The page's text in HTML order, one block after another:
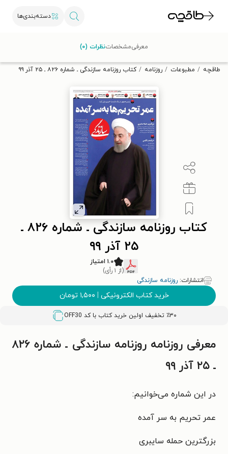
دسته‌بندی‌ها
تخفیف از طاقچه دریافت کن.
طاقچه مطبوعات روزنامه کتاب روزنامه سازندگی ـ شماره ۸۲۶ ـ ۲۵ آذر ۹۹
کتاب روزنامه سازندگی ـ شماره ۸۲۶ ـ
۲۵ آذر ۹۹
۱.۰ امتیاز
(از ۱ رأی)
انتشارات: روزنامه سازندگی
خرید کتاب الکترونیکی | ۱,۵۰۰ تومان
٪۳۰ تخفیف اولین خرید کتاب با کد OFF30
معرفیمشخصاتنظرات (۰)
معرفی روزنامه روزنامه سازندگی ـ شماره ۸۲۶
ـ ۲۵ آذر ۹۹
در این شماره می‌خوانیم:
عمر تحریم به سر آمده
بزرگترین حمله سایبری